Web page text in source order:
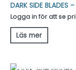
DARK SIDE BLADES
Logga in för att se
Läs mer